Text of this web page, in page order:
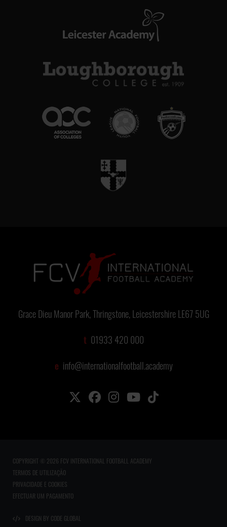
Grace Dieu Manor Park, Thringstone, Leicestershire LE67 5UG
t 01933 420 000
e info@internationalfootball.academy
COPYRIGHT © 2026 FCV INTERNATIONAL FOOTBALL ACADEMY
TERMOS DE UTILIZAÇÃO
PRIVACIDADE E COOKIES
EFECTUAR UM PAGAMENTO
DESIGN BY CODE GLOBAL